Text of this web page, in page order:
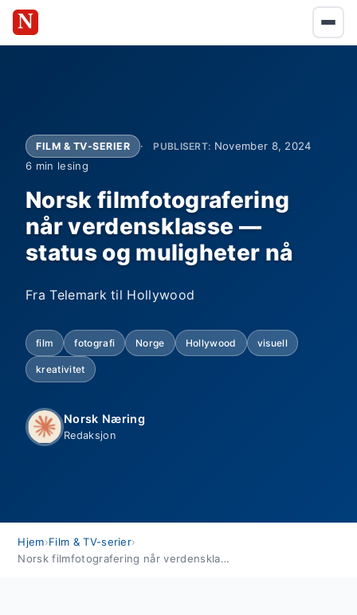
FILM & TV-SERIER PUBLISERT: November 8, 2024
6 min lesing
Norsk filmfotografering
når verdensklasse —
status og muligheter nå
Fra Telemark til Hollywood
film fotografi Norge Hollywood visuell
kreativitet
Norsk Næring
Redaksjon
Hjem›Film & TV-serier›
Norsk filmfotografering når verdensklasse — status og muligheter nå